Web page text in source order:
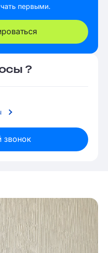
первыми.
?
звонок